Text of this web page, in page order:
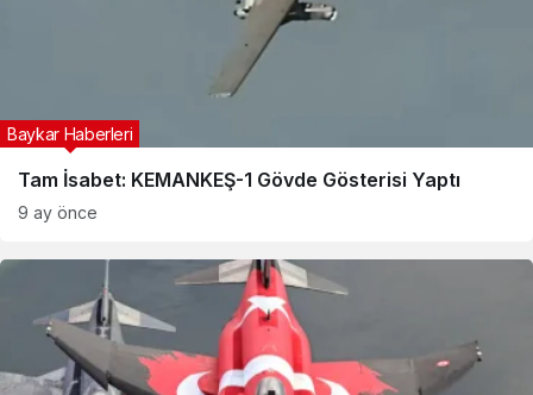
Tam İsabet: KEMANKEŞ-1 Gövde Gösterisi Yaptı
Baykar Haberleri
9 ay önce